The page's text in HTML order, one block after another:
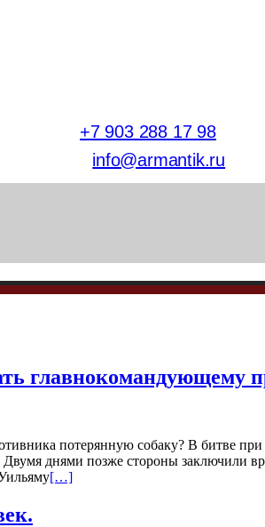
+7 903 288 17 98
info@armantik.ru
главнокомандующему
потерянную собаку? В битве
днями позже стороны заключили
[…]